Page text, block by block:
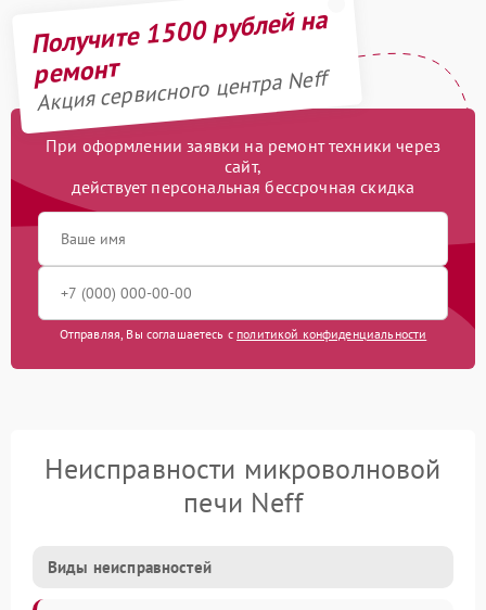
Получите 1500 рублей на
ремонт
Акция сервисного центра Neff
При оформлении заявки на ремонт техники через
сайт,
действует персональная бессрочная скидка
Отправляя, Вы соглашаетесь с политикой конфиденциальности
Неисправности микроволновой
печи Neff
Виды неисправностей